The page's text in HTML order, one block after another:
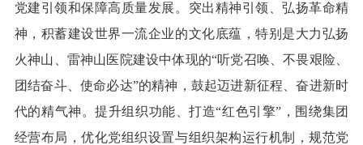
党建引领和保障高质量发展。突出精神引领、弘扬革命精
神，积蓄建设世界一流企业的文化底蕴，特别是大力弘扬
火神山、雷神山医院建设中体现的“听党召唤、不畏艰险、
团结奋斗、使命必达”的精神，鼓起迈进新征程、奋进新时
代的精气神。提升组织功能、打造“红色引擎”，围绕集团
经营布局，优化党组织设置与组织架构运行机制，规范党